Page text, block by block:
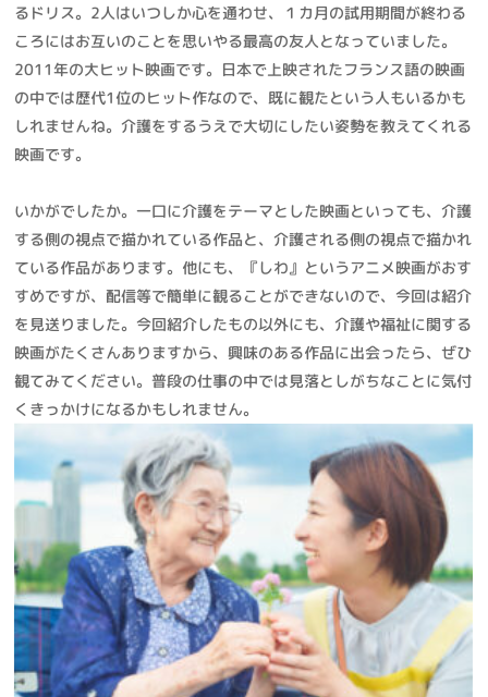
るドリス。2人はいつしか心を通わせ、１カ月の試用期間が終わる
ころにはお互いのことを思いやる最高の友人となっていました。
2011年の大ヒット映画です。日本で上映されたフランス語の映画
の中では歴代1位のヒット作なので、既に観たという人もいるかも
しれませんね。介護をするうえで大切にしたい姿勢を教えてくれる
映画です。
いかがでしたか。一口に介護をテーマとした映画といっても、介護
する側の視点で描かれている作品と、介護される側の視点で描かれ
ている作品があります。他にも、『しわ』というアニメ映画がおす
すめですが、配信等で簡単に観ることができないので、今回は紹介
を見送りました。今回紹介したもの以外にも、介護や福祉に関する
映画がたくさんありますから、興味のある作品に出会ったら、ぜひ
観てみてください。普段の仕事の中では見落としがちなことに気付
くきっかけになるかもしれません。